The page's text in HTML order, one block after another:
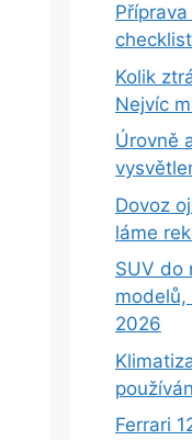
Kolik
Nejvíc
Úrovně
Dovoz
láme
SUV do
modelů,
2026
Ferrari